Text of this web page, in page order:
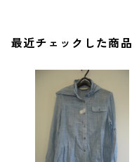
最近チェックした商品